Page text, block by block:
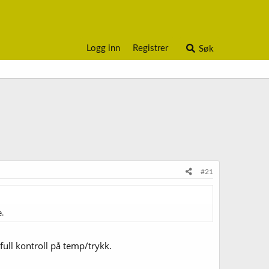
Logg inn Registrer Søk
#21
kontroll på temp/trykk.